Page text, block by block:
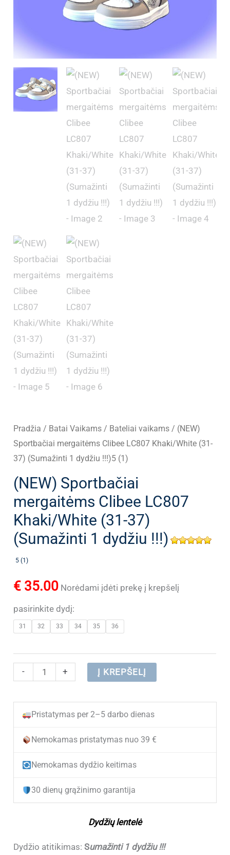
Pradžia / Batai Vaikams / Bateliai vaikams / (NEW)
Sportbačiai mergaitėms Clibee LC807 Khaki/White (31-
37) (Sumažinti 1 dydžiu !!!)5 (1)
(NEW) Sportbačiai
mergaitėms Clibee LC807
Khaki/White (31-37)
(Sumažinti 1 dydžiu !!!)
5 (1)
€ 35.00 Norėdami įdėti prekę į krepšelį
pasirinkite dydį:
31 32 33 34 35 36
-
produkto
(NEW)
Sportbačiai
mergaitėms
LC807
(31-
1
+ Į KREPŠELĮ
Pristatymas per 2–5 darbo dienas
Nemokamas pristatymas nuo 39 €
Nemokamas dydžio keitimas
30 dienų grąžinimo garantija
Dydžių lentelė
Dydžio atitikimas:Sumažinti 1 dydžiu !!!